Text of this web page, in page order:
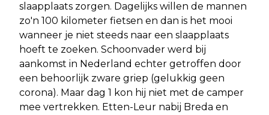
slaapplaats zorgen. Dagelijks willen de mannen
zo'n 100 kilometer fietsen en dan is het mooi
wanneer je niet steeds naar een slaapplaats
hoeft te zoeken. Schoonvader werd bij
aankomst in Nederland echter getroffen door
een behoorlijk zware griep (gelukkig geen
corona). Maar dag 1 kon hij niet met de camper
mee vertrekken. Etten-Leur nabij Breda en